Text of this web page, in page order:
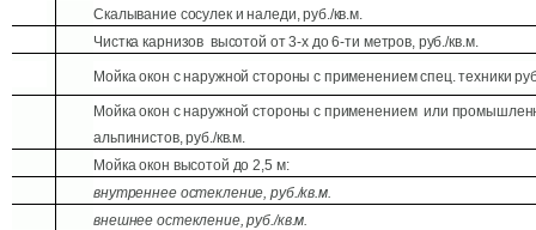
Скалывание сосулек и наледи, руб./кв.м.
Чистка карнизов высотой от 3-х до 6-ти метров, руб./кв.м.
Мойка окон с наружной стороны с применением спец. техники
Мойка окон с наружной стороны с применением или
альпинистов, руб./кв.м.
Мойка окон высотой до 2,5 м:
внутреннее остекление, руб./кв.м.
внешнее остекление, руб./кв.м.